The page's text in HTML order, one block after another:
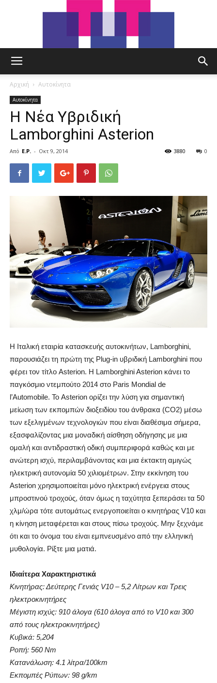
Αρχική Αυτοκίνητα
Αυτοκίνητα
Η Νέα Υβριδική
Lamborghini Asterion
Από E.P. - Οκτ 9, 2014 0
3880
Η Ιταλική εταιρία κατασκευής αυτοκινήτων, Lamborghini,
παρουσιάζει τη πρώτη της Plug-in υβριδική Lamborghini που
φέρει τον τίτλο Asterion. Η Lamborghini Asterion κάνει το
παγκόσμιο ντεμπούτο 2014 στο Paris Mondial de
l’Automobile. Το Asterion ορίζει την λύση για σημαντική
μείωση των εκπομπών διοξειδίου του άνθρακα (CO2) μέσω
των εξελιγμένων τεχνολογιών που είναι διαθέσιμα σήμερα,
εξασφαλίζοντας μια μοναδική αίσθηση οδήγησης με μια
ομαλή και αντιδραστική οδική συμπεριφορά καθώς και με
ανώτερη ισχύ, περιλαμβάνοντας και μια έκτακτη αμιγώς
ηλεκτρική αυτονομία 50 χιλιομέτρων. Στην εκκίνηση του
Asterion χρησιμοποιείται μόνο ηλεκτρική ενέργεια στους
μπροστινού τροχούς, όταν όμως η ταχύτητα ξεπεράσει τα 50
χλμ/ώρα τότε αυτομάτως ενεργοποιείται ο κινητήρας V10 και
η κίνηση μεταφέρεται και στους πίσω τροχούς. Μην ξεχνάμε
ότι και το όνομα του είναι εμπνευσμένο από την ελληνική
μυθολογία. Ρίξτε μια ματιά.
Ιδιαίτερα Χαρακτηριστικά
Κινητήρας: Δεύτερης Γενιάς V10 – 5,2 Λίτρων και Τρεις
ηλεκτροκινητήρες
Μέγιστη ισχύς: 910 άλογα (610 άλογα από το V10 και 300
από τους ηλεκτροκινητήρες)
Κυβικά: 5,204
Ροπή: 560 Nm
Κατανάλωση: 4.1 λίτρα/100km
Εκπομπές Ρύπων: 98 g/km